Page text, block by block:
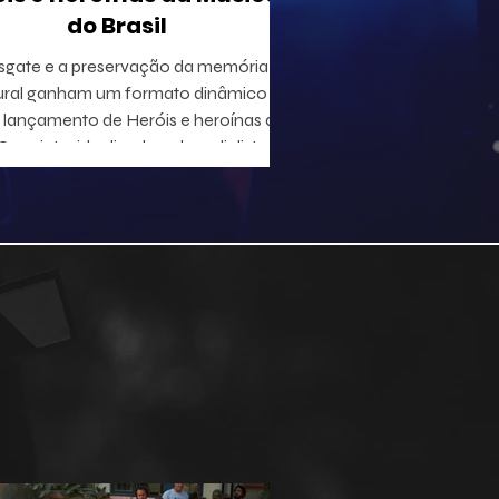
do Brasil
e a preservação da memória
ganham um formato dinâmico
de Heróis e heroínas da
projeto, idealizado pelo radialista e
Geraldo Leite — integrante do